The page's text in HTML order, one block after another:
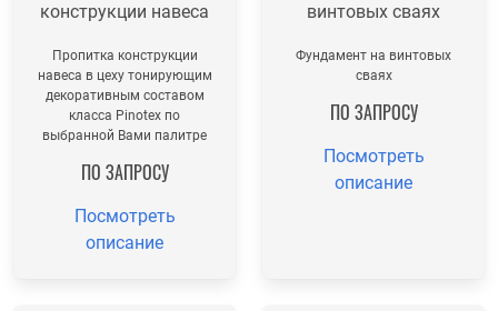
Пропитка конструкции
навеса в цеху тонирующим
декоративным составом
класса Pinotex по
выбранной Вами палитре
ПО ЗАПРОСУ
Посмотреть
описание
Фундамент на винтовых
сваях
ПО ЗАПРОСУ
Посмотреть
описание